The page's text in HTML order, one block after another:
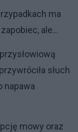
ma
ale…
słuch
napawa
mowy oraz